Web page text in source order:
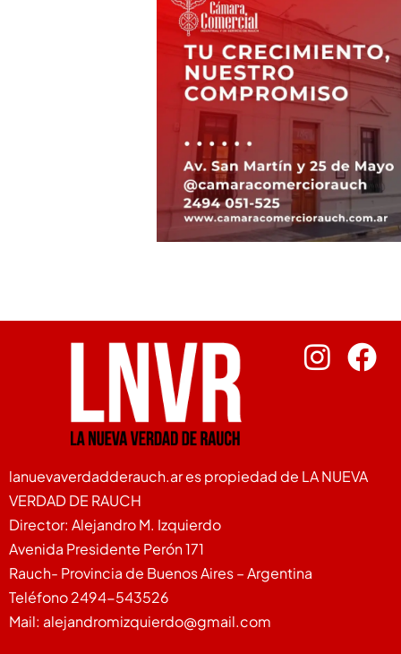
lanuevaverdadderauch.ar es propiedad de LA NUEVA
VERDAD DE RAUCH
Director: Alejandro M. Izquierdo
Avenida Presidente Perón 171
Rauch- Provincia de Buenos Aires – Argentina
Teléfono 2494-543526
Mail: alejandromizquierdo@gmail.com